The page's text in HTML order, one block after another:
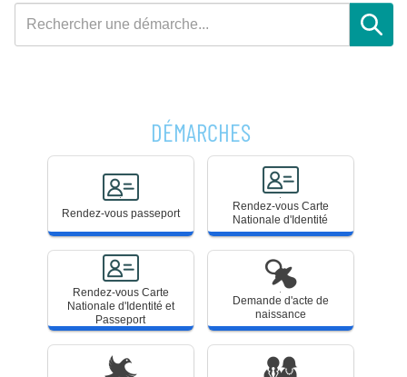
Rechercher
une
démarche
DÉMARCHES
Rendez-
vous
Rendez-vous passeport
Rendez-
vous
Carte
Nationale
d'Identité
Rendez-vous Carte
Nationale d'Identité
Rendez-
vous
Carte
Nationale
d'Identité
et
Passeport
Rendez-vous Carte
Nationale d'Identité et
Passeport
Demande
d'acte
de
naissance
Demande d'acte de
naissance